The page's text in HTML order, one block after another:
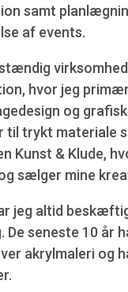
samt
af events.
hvor jeg
og
til trykt materiale
Kunst & Klude,
sælger mine
jeg altid
De seneste 10 år
akrylmaleri og